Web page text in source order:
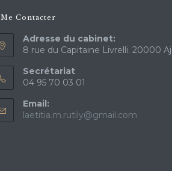
Me Contacter
Adresse du cabinet:
8 rue du Capitaine Livrelli. 20000
Secrétariat
04 95 70 03 01
Email:
laetitia.m.rutily@gmail.com